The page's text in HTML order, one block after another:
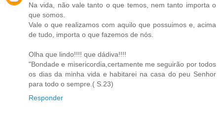
Na vida, não vale tanto o que temos, nem tanto importa o
que somos.
Vale o que realizamos com aquilo que possuimos e, acima
de tudo, importa o que fazemos de nós.
Olha que lindo!!!! que dádiva!!!!
"Bondade e misericordia,certamente me seguirão por todos
os dias da minha vida e habitarei na casa do peu Senhor
para todo o sempre.( S.23)
Responder